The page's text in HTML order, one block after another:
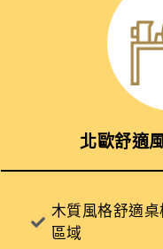
北歐舒適
木質風格舒適
區域